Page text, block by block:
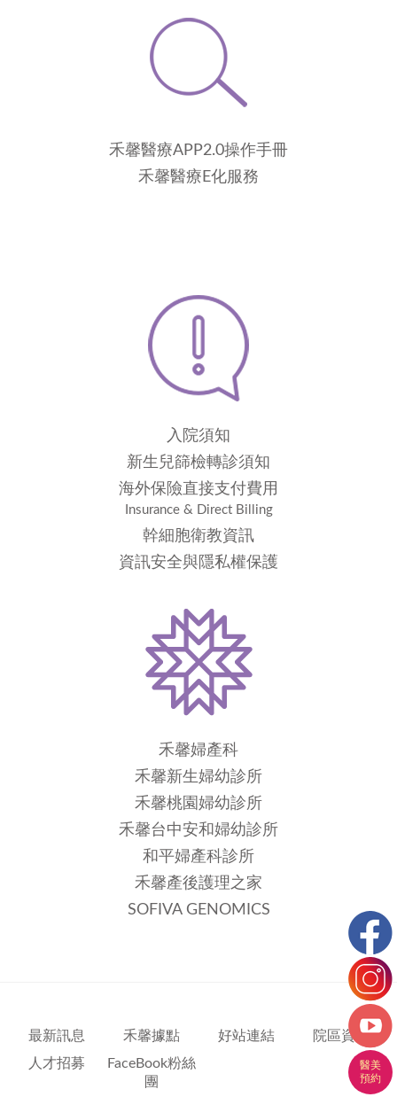
禾馨醫療APP2.0操作手冊
禾馨醫療E化服務
入院須知
新生兒篩檢轉診須知
海外保險直接支付費用
Insurance & Direct Billing
幹細胞衛教資訊
資訊安全與隱私權保護
禾馨婦產科
禾馨新生婦幼診所
禾馨桃園婦幼診所
禾馨台中安和婦幼診所
和平婦產科診所
禾馨產後護理之家
SOFIVA GENOMICS
最新訊息 禾馨據點 好站連結
院區資訊
人才招募
FaceBook粉絲
團